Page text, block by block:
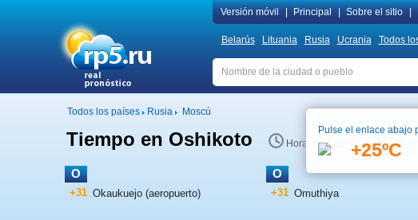
Versión móvil Principal Sobre el sitio
Belarús Lituania Rusia Ucrania Todos
Todos los países Rusia Moscú
Tiempo en Oshikoto Hora local 13:51 Ver
O
+31 Okaukuejo (aeropuerto)
O
+31 Omuthiya
Pulse el enlace abajo
+25ºC